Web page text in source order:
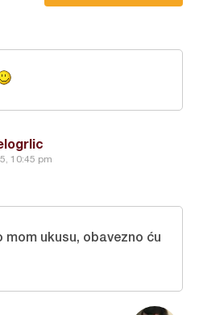
10:45 pm
mom ukusu, obavezno ću